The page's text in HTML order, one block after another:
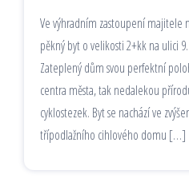
Ve výhradním zastoupení majitele
pěkný byt o velikosti 2+kk na ulici
Zateplený dům svou perfektní
centra města, tak nedalekou
cyklostezek. Byt se nachází ve
třípodlažního cihlového domu […]